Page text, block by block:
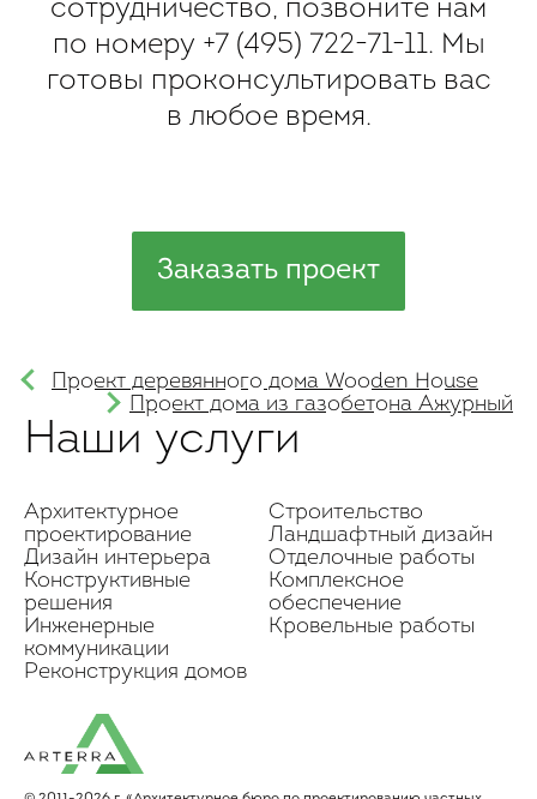
сотрудничество, позвоните нам
по номеру +7 (495) 722-71-11. Мы
готовы проконсультировать вас
в любое время.
Заказать проект
Проект деревянного дома Wooden House
Проект дома из газобетона Ажурный
Наши услуги
Архитектурное
проектирование
Дизайн интерьера
Конструктивные
решения
Инженерные
коммуникации
Реконструкция домов
Строительство
Ландшафтный дизайн
Отделочные работы
Комплексное
обеспечение
Кровельные работы